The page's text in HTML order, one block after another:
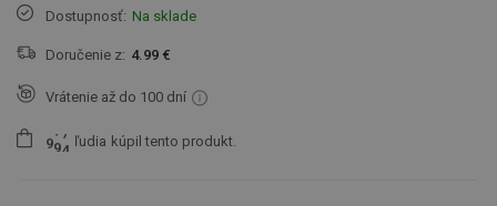
Dostupnosť: Na sklade
Doručenie z: 4.99 €
Vrátenie až do 100 dní
994 ľudia kúpil tento produkt.